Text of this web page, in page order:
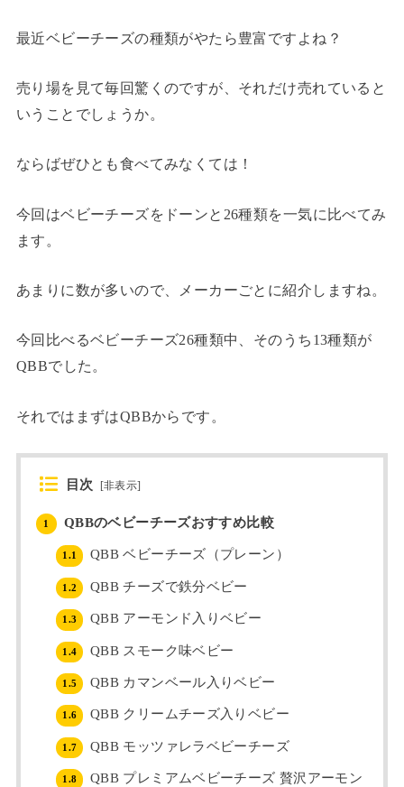
最近ベビーチーズの種類がやたら豊富ですよね？
売り場を見て毎回驚くのですが、それだけ売れていると
いうことでしょうか。
ならばぜひとも食べてみなくては！
今回はベビーチーズをドーンと26種類を一気に比べてみ
ます。
あまりに数が多いので、メーカーごとに紹介しますね。
今回比べるベビーチーズ26種類中、そのうち13種類が
QBBでした。
それではまずはQBBからです。
目次 [非表示]
1 QBBのベビーチーズおすすめ比較
1.1 QBB ベビーチーズ（プレーン）
1.2 QBB チーズで鉄分ベビー
1.3 QBB アーモンド入りベビー
1.4 QBB スモーク味ベビー
1.5 QBB カマンベール入りベビー
1.6 QBB クリームチーズ入りベビー
1.7 QBB モッツァレラベビーチーズ
1.8
QBB プレミアムベビーチーズ 贅沢アーモン